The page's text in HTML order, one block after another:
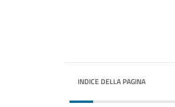
INDICE DELLA PAGINA